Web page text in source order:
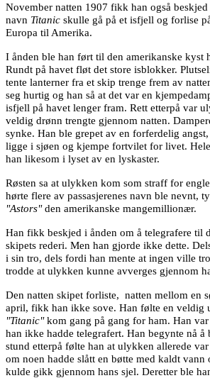
November natten 1907 fikk han også
navn Titanic skulle gå på et isfjell og forlise
Europa til Amerika.
I ånden ble han ført til den amerikanske kyst
Rundt på havet fløt det store isblokker.
tente lanterner fra et skip trenge frem av
seg hurtig og han så at det var en
isfjell på havet lenger fram. Rett etterpå var
veldig drønn trengte gjennom natten.
synke. Han ble grepet av en forferdelig angst,
ligge i sjøen og kjempe fortvilet for livet. Hele
han likesom i lyset av en lyskaster.
Røsten sa at ulykken kom som straff for
hørte flere av passasjerenes navn ble nevnt,
"Astors"den amerikanske mangemillionær.
Han fikk beskjed i ånden om å telegrafere til
skipets rederi. Men han gjorde ikke dette.
i sin tro, dels fordi han mente at ingen ville
trodde at ulykken kunne avverges gjennom
Den natten skipet forliste, natten mellom en
april, fikk han ikke sove. Han følte en veldig
"Titanic"kom gang på gang for ham. Han
han ikke hadde telegrafert. Han begynte nå å
stund etterpå følte han at ulykken allerede
om noen hadde slått en bøtte med kaldt vann
kulde gikk gjennom hans sjel. Deretter ble